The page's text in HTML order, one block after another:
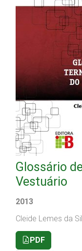
Glossário
Vestuário
2013
Cleide Lemes da
PDF